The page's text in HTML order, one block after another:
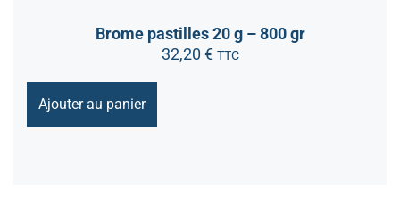
Brome pastilles 20 g – 800 gr
32,20 € TTC
Ajouter au panier